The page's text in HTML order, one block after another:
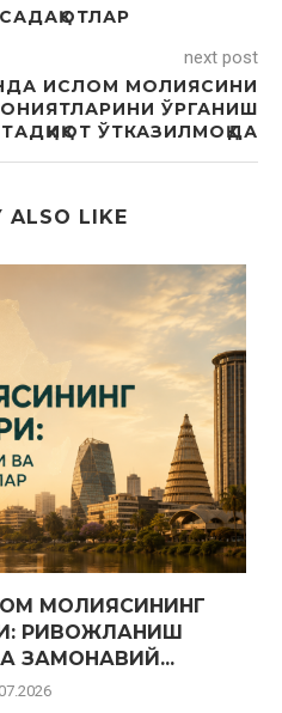
next post
ИСЛОМ МОЛИЯСИНИ
ЎРГАНИШ
ЎТКАЗИЛМОҚДА
ALSO LIKE
МОЛИЯСИНИНГ
РИВОЖЛАНИШ
ЗАМОНАВИЙ...